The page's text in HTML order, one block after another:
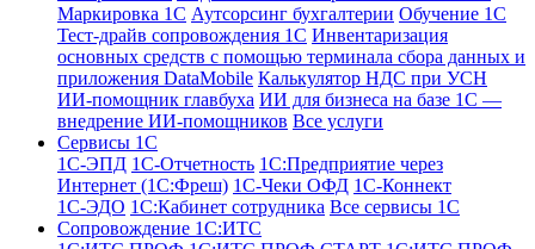
Маркировка 1С Аутсорсинг бухгалтерии Обучение 1С
Тест-драйв сопровождения 1С Инвентаризация
основных средств с помощью терминала сбора данных и
приложения DataMobile Калькулятор НДС при УСН
ИИ-помощник главбуха ИИ для бизнеса на базе 1С —
внедрение ИИ-помощников Все услуги
Сервисы 1С
1С-ЭПД 1C-Отчетность 1С:Предприятие через
Интернет (1С:Фреш) 1С-Чеки ОФД 1С‑Коннект
1С-ЭДО 1С:Кабинет сотрудника Все сервисы 1С
Сопровождение 1С:ИТС